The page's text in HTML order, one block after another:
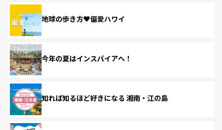
地球の歩き方♥偏愛ハワイ
今年の夏はインスパイアへ！
知れば知るほど好きになる 湘南・江の島